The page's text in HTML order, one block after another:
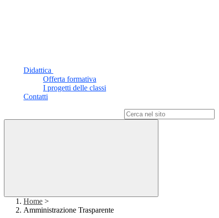
Didattica
Offerta formativa
I progetti delle classi
Contatti
Home >
Amministrazione Trasparente